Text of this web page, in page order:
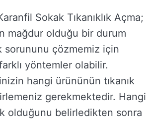
Sokak Tıkanıklık Açma;
mağdur olduğu bir durum
sorununu çözmemiz için
yöntemler olabilir.
hangi ürününün tıkanık
gerekmektedir. Hangi
olduğunu belirledikten sonra